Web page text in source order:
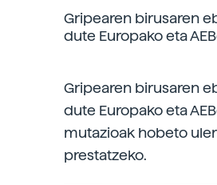
Gripearen birusaren
dute Europako eta
Gripearen birusaren
dute Europako eta
mutazioak hobeto
prestatzeko.